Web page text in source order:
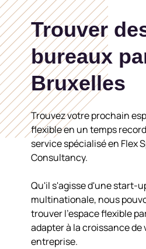
Trouver
bureaux
Bruxelles
Trouvez votre prochain
flexible en un temps
service spécialisé en Flex
Consultancy.
Qu'il s'agisse d'une start-
multinationale, nous
trouver l'espace flexible
adapter à la croissance de
entreprise.